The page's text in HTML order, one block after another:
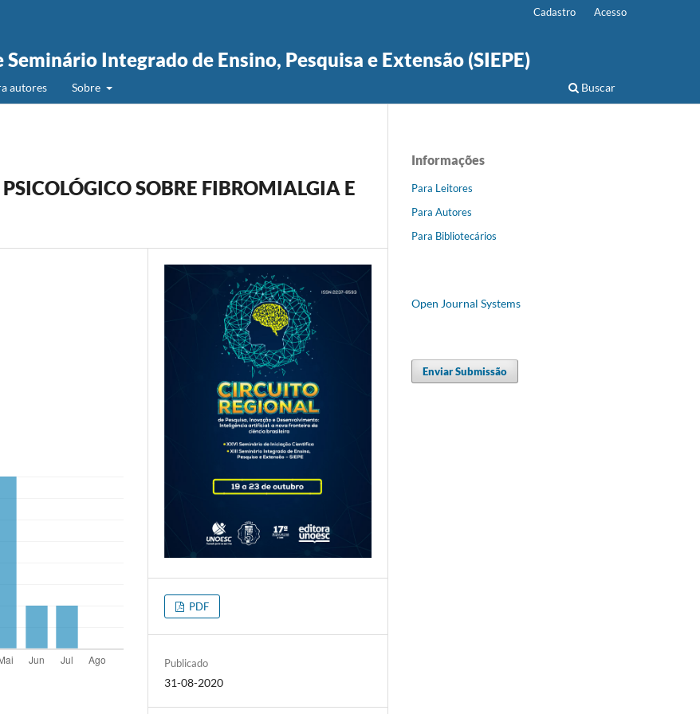
Integrado de Ensino, Pesquisa e Extensão (SIEPE)
autores Sobre Buscar
Cadastro Acesso
SOBRE FIBROMIALGIA E
PDF
Publicado
31-08-2020
Informações
Para Leitores
Para Autores
Para Bibliotecários
Open Journal Systems
Enviar Submissão